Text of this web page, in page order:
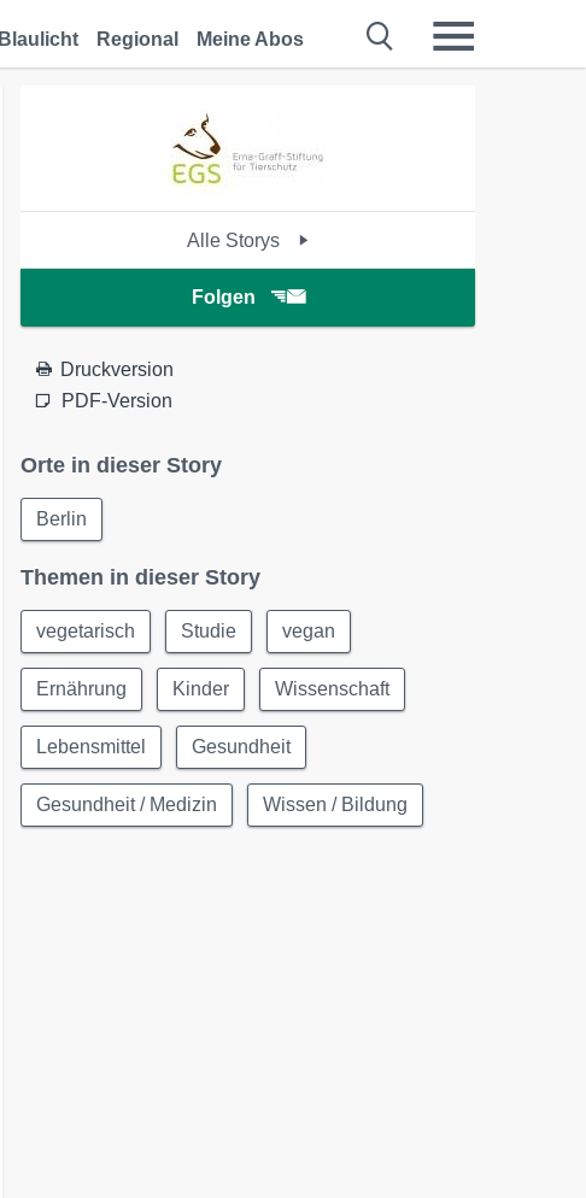
Blaulicht Regional Meine Abos
Alle Storys
Folgen
Druckversion
PDF-Version
Orte in dieser Story
Berlin
Themen in dieser Story
vegetarisch Studie vegan
Ernährung Kinder Wissenschaft
Lebensmittel Gesundheit
Gesundheit / Medizin Wissen / Bildung